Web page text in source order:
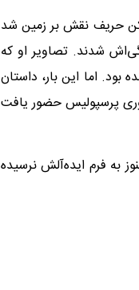
حریف نقش بر زمین شد
شدند. تصاویر او که
اما این بار، داستان
پرسپولیس حضور یافت
دقیقه حضور او نشان داد که هنوز به فرم ایده‌آلش نرسیده